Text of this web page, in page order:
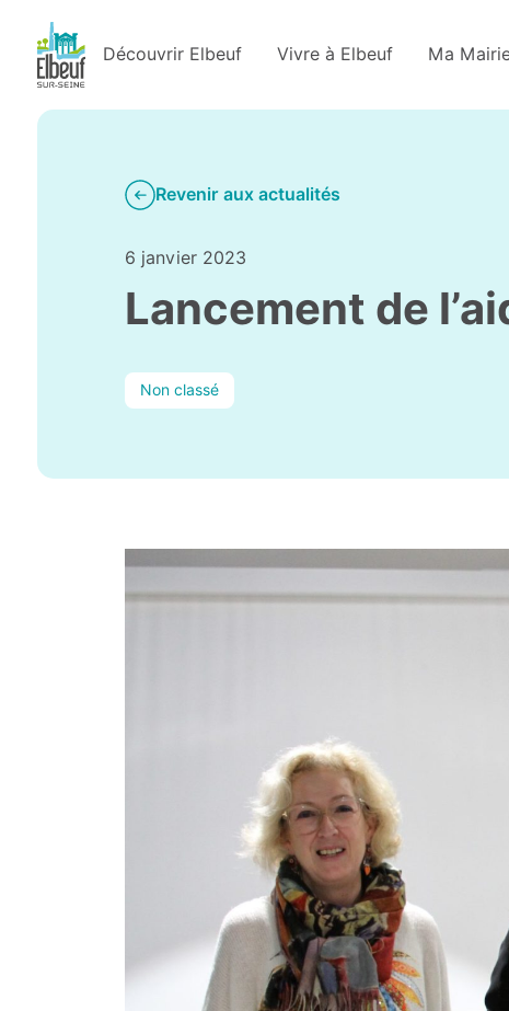
Découvrir Elbeuf Vivre à Elbeuf Ma
Revenir aux actualités
6 janvier 2023
Lancement de
Non classé